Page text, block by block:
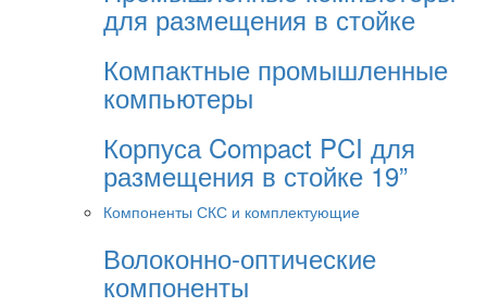
для размещения в стойке
Компактные промышленные
компьютеры
Корпуса Compact PCI для
размещения в стойке 19”
Компоненты СКС и комплектующие
Волоконно-оптические
компоненты